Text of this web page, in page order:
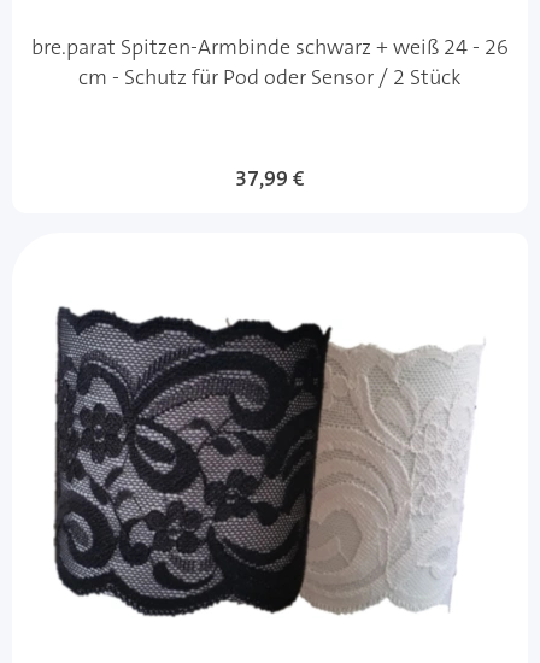
bre.parat Spitzen-Armbinde schwarz + weiß 24 - 26
cm - Schutz für Pod oder Sensor / 2 Stück
37,99 €